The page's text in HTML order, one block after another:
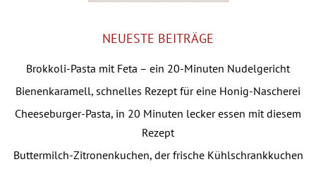
NEUESTE BEITRÄGE
Brokkoli-Pasta mit Feta – ein 20-Minuten Nudelgericht
Bienenkaramell, schnelles Rezept für eine Honig-Nascherei
Cheeseburger-Pasta, in 20 Minuten lecker essen mit diesem
Rezept
Buttermilch-Zitronenkuchen, der frische Kühlschrankkuchen